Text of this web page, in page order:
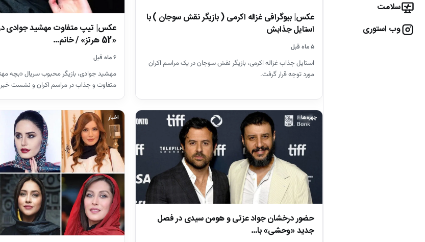
سلامت
وب استوری
عکس| بیوگرافی غزاله اکرمی ( بازیگر نقش سوجان ) با
استایل جذابش
۵ ماه قبل
استایل جذاب غزاله اکرمی، بازیگر نقش سوجان در یک مراسم اکران
مورد توجه قرار گرفت.
عکس| تیپ متفاوت مهشید جوادی در
«52 هرتز» / خانم…
۶ ماه قبل
مهشید جوادی، بازیگر محبوب سریال «بچه
متفاوت و جذاب در مراسم اکران و نشست
چهره‌ها
حضور درخشان جواد عزتی و هومن سیدی در فصل
جدید «وحشی» با…
اخبار